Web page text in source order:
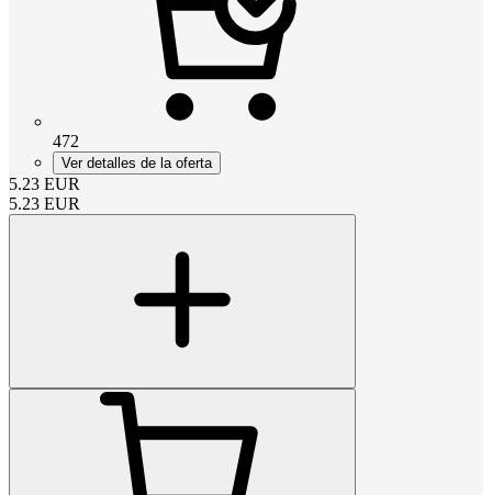
472
Ver detalles de la oferta
5.23 EUR
5.23 EUR